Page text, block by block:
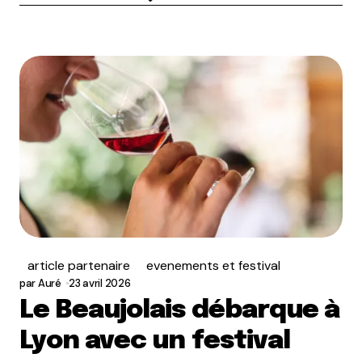
article partenaire evenements et festival
parAuré 23 avril 2026
Le Beaujolais débarque à
Lyon avec un festival